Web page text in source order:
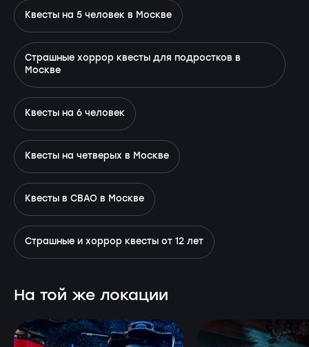
Квесты на 5 человек в Москве
Страшные хоррор квесты для подростков в
Москве
Квесты на 6 человек
Квесты на четверых в Москве
Квесты в СВАО в Москве
Страшные и хоррор квесты от 12 лет
На той же локации